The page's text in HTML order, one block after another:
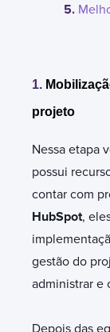
5.
1.
projeto
Nessa etapa
possui
contar com
HubSpot,
gestão do
administrar e
Depois das